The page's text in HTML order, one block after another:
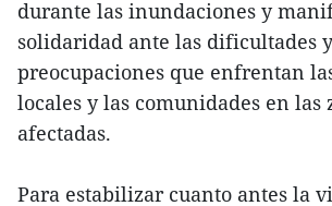
durante las inundaciones y
solidaridad ante las dificultades y
preocupaciones que enfrentan
locales y las comunidades en las
afectadas.
Para estabilizar cuanto antes la